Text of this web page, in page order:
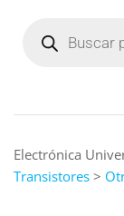
Electrónica
Transistores >